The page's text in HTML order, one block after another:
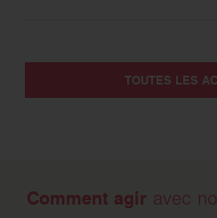
TOUTES LES
Comment agir avec